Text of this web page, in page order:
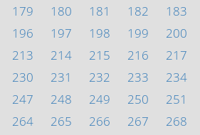
179 180 181 182 183
196 197 198 199 200
213 214 215 216 217
230 231 232 233 234
247 248 249 250 251
264 265 266 267 268